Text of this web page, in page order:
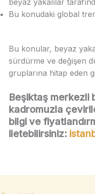
Bu konudaki global
Bu konular, beyaz
sürdürme ve değişen
gruplarına hitap eden
Beşiktaş merkezli
kadromuzla
bilgi ve
iletebilirsiniz: